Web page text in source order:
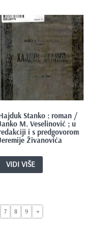
Stanko : roman /
M. Veselinović ; u
i s predgovorom
Živanovića
VIDI VIŠE
7 8 9 →